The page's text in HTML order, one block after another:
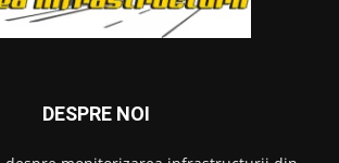
DESPRE NOI